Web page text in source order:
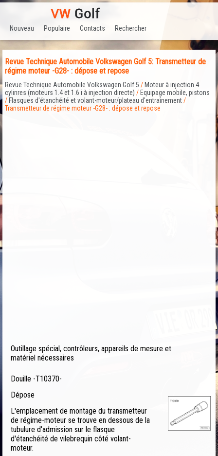
Nouveau Populaire Contacts Rechercher
Revue Technique Automobile Volkswagen Golf 5: Transmetteur de
régime moteur -G28- : dépose et repose
Revue Technique Automobile Volkswagen Golf 5 / Moteur à injection 4
cylinres (moteurs 1.4 et 1.6 i à injection directe) / Equipage mobile, pistons
/ Flasques d'étanchéité et volant-moteur/plateau d'entraînement/
Transmetteur de régime moteur -G28- : dépose et repose
Outillage spécial, contrôleurs, appareils de mesure et
matériel nécessaires
Douille -T10370-
Dépose
L'emplacement de montage du transmetteur
de régime-moteur se trouve en dessous de la
tubulure d'admission sur le flasque
d'étanchéité de vilebrequin côté volant-
moteur.